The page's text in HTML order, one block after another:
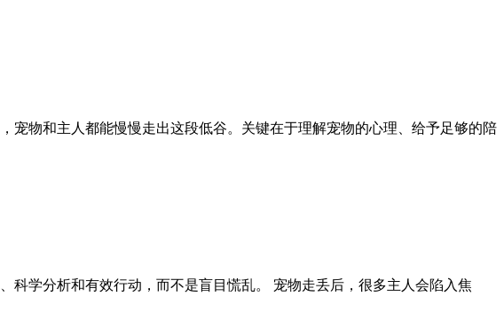
宠物和主人都能慢慢走出这段低谷。关键在于理解宠物的心理、给予足够的陪
科学分析和有效行动，而不是盲目慌乱。 宠物走丢后，很多主人会陷入焦